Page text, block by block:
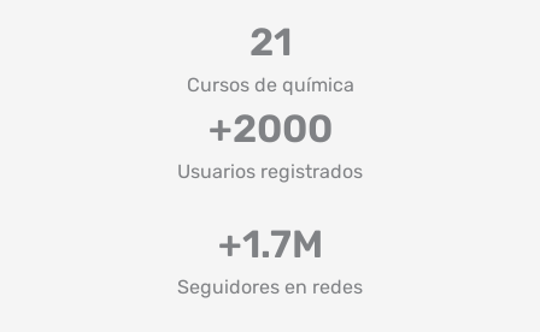
Cursos de química
21
Usuarios registrados
+2000
Seguidores en redes
+1.7M